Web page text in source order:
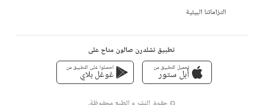
التزاماتنا البيئية
تطبيق تشلدرن صالون متاح على
تحميل التطبيق من
أبل ستور
احصلوا على التطبيق من
غوغل بلاي